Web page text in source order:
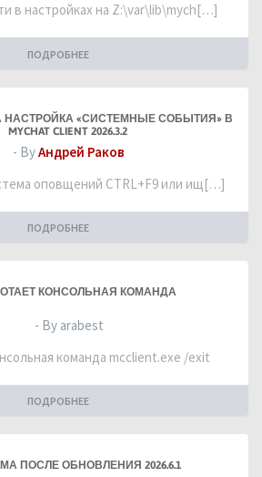
в настройках на Z:\var\lib\mych[…]
ПОДРОБНЕЕ
НАСТРОЙКА «СИСТЕМНЫЕ СОБЫТИЯ» В
MYCHAT CLIENT 2026.3.2
- ByАндрей Раков
оповщений CTRL+F9 или ищ[…]
ПОДРОБНЕЕ
КОНСОЛЬНАЯ КОМАНДА
- By arabest
команда mcclient.exe /exit
ПОДРОБНЕЕ
ПОСЛЕ ОБНОВЛЕНИЯ 2026.6.1